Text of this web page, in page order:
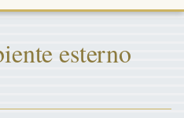
esterno